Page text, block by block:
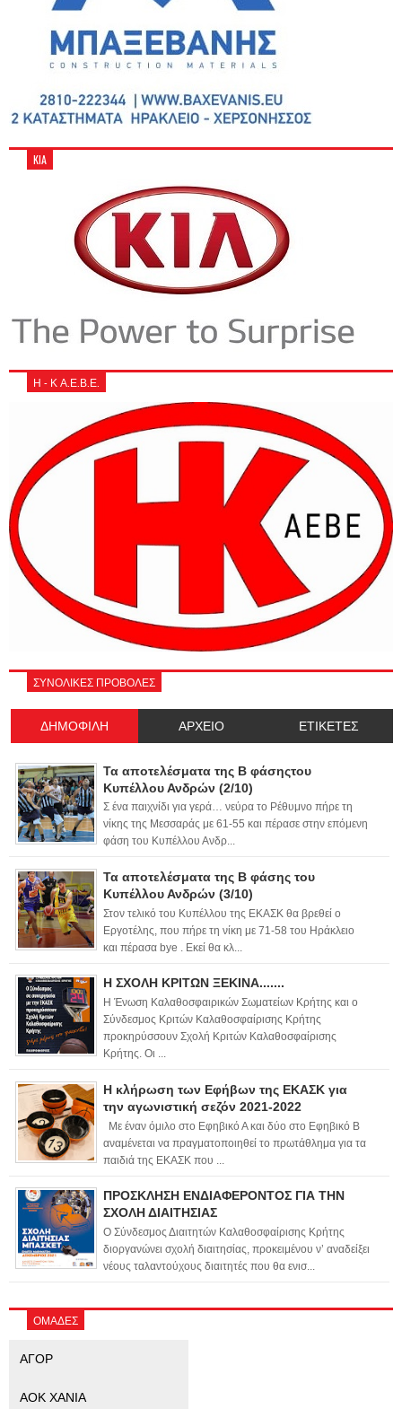
KIA
Η - Κ Α.Ε.Β.Ε.
ΣΥΝΟΛΙΚΕΣ ΠΡΟΒΟΛΕΣ
ΔΗΜΟΦΙΛΗ ΑΡΧΕΙΟ ΕΤΙΚΕΤΕΣ
Τα αποτελέσματα της Β φάσηςτου
Κυπέλλου Ανδρών (2/10)
Σ ένα παιχνίδι για γερά… νεύρα το Ρέθυμνο πήρε τη
νίκης της Μεσσαράς με 61-55 και πέρασε στην επόμενη
φάση του Κυπέλλου Ανδρ...
Τα αποτελέσματα της Β φάσης του
Κυπέλλου Ανδρών (3/10)
Στον τελικό του Κυπέλλου της ΕΚΑΣΚ θα βρεθεί ο
Εργοτέλης, που πήρε τη νίκη με 71-58 του Ηράκλειο
και πέρασα bye . Εκεί θα κλ...
Η ΣΧΟΛΗ ΚΡΙΤΩΝ ΞΕΚΙΝΑ.......
Η Ένωση Καλαθοσφαιρικών Σωματείων Κρήτης και ο
Σύνδεσμος Κριτών Καλαθοσφαίρισης Κρήτης
προκηρύσσουν Σχολή Κριτών Καλαθοσφαίρισης
Κρήτης. Οι ...
Η κλήρωση των Εφήβων της ΕΚΑΣΚ για
την αγωνιστική σεζόν 2021-2022
Με έναν όμιλο στο Εφηβικό Α και δύο στο Εφηβικό Β
αναμένεται να πραγματοποιηθεί το πρωτάθλημα για τα
παιδιά της ΕΚΑΣΚ που ...
ΠΡΟΣΚΛΗΣΗ ΕΝΔΙΑΦΕΡΟΝΤΟΣ ΓΙΑ ΤΗΝ
ΣΧΟΛΗ ΔΙΑΙΤΗΣΙΑΣ
Ο Σύνδεσμος Διαιτητών Καλαθοσφαίρισης Κρήτης
διοργανώνει σχολή διαιτησίας, προκειμένου ν’ αναδείξει
νέους ταλαντούχους διαιτητές που θα ενισ...
ΟΜΑΔΕΣ
ΑΓΟΡ
ΑΟΚ ΧΑΝΙΑ